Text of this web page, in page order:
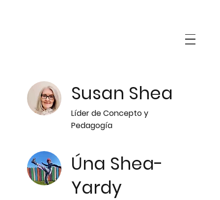
Susan Shea
Líder de Concepto y
Pedagogía
Úna Shea-
Yardy